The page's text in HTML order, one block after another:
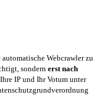
Webcrawler zu
sondern erst nach
IP und Ihr Votum unter